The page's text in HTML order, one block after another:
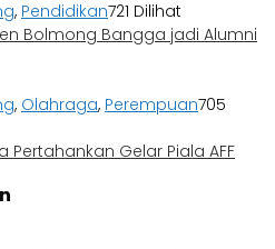
, Pendidikan721 Dilihat
Bolmong Bangga jadi Alumni
, Olahraga, Perempuan705
Pertahankan Gelar Piala AFF